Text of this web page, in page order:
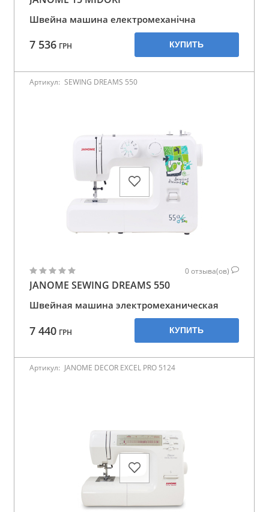
Швейна машина електромеханічна
7 536 ГРН КУПИТЬ
Артикул: SEWING DREAMS 550
0отзыва(ов)
JANOME SEWING DREAMS 550
Швейная машина электромеханическая
7 440 ГРН КУПИТЬ
Артикул: JANOME DECOR EXCEL PRO 5124